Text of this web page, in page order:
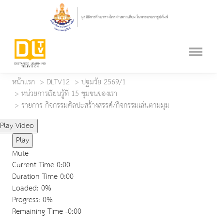
หน้าแรก DLTV12
ปฐมวัย 2569/1
หน่วยการเรียนรู้ที่ 15 ชุมชนของเรา
รายการ กิจกรรมศิลปะสร้างสรรค์/กิจกรรมเล่นตามมุม
Play Video
Play
Mute
Current Time0:00
Duration Time0:00
Loaded: 0%
Progress: 0%
Remaining Time-0:00